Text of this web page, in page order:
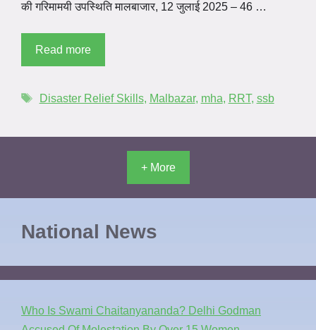
की गरिमामयी उपस्थिति मालबाजार, 12 जुलाई 2025 – 46 …
Read more
Disaster Relief Skills, Malbazar, mha, RRT, ssb
+ More
National News
Who Is Swami Chaitanyananda? Delhi Godman